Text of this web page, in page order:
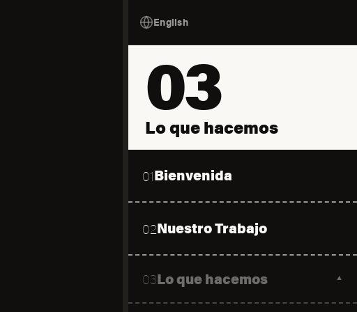
English
03
Lo que hacemos
01Bienvenida
02Nuestro Trabajo
03Lo que hacemos ▼